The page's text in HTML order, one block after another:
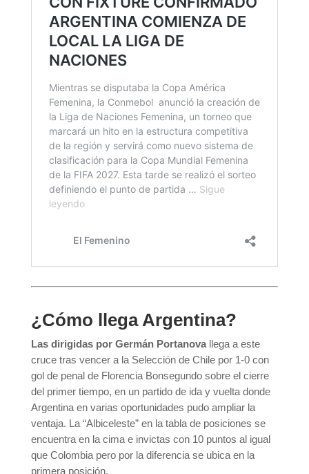
¿Cómo llega Argentina?
Las dirigidas por Germán Portanova llega a este
cruce tras vencer a la Selección de Chile por 1-0 con
gol de penal de Florencia Bonsegundo sobre el cierre
del primer tiempo, en un partido de ida y vuelta donde
Argentina en varias oportunidades pudo ampliar la
ventaja. La “Albiceleste” en la tabla de posiciones se
encuentra en la cima e invictas con 10 puntos al igual
que Colombia pero por la diferencia se ubica en la
primera posición.